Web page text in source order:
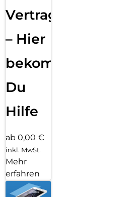
Vertragsabwicklung
– Hier
bekommst
Du
Hilfe
ab 0,00 €
inkl. MwSt.
Mehr
erfahren